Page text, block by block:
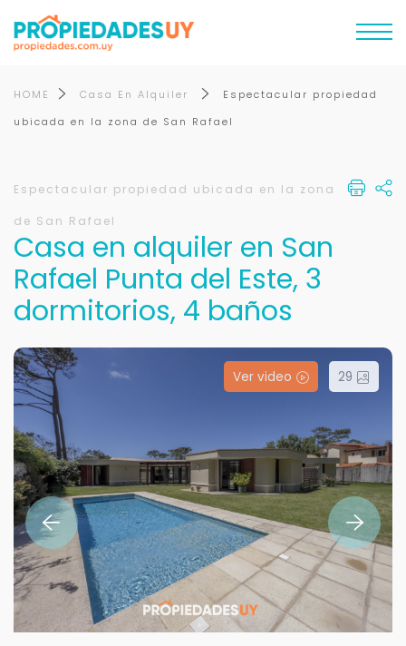
HOME Casa En Alquiler
Espectacular propiedad
ubicada en la zona de San Rafael
Espectacular propiedad ubicada en la zona
de San Rafael
Casa en alquiler en San
Rafael Punta del Este, 3
dormitorios, 4 baños
Ver video 29